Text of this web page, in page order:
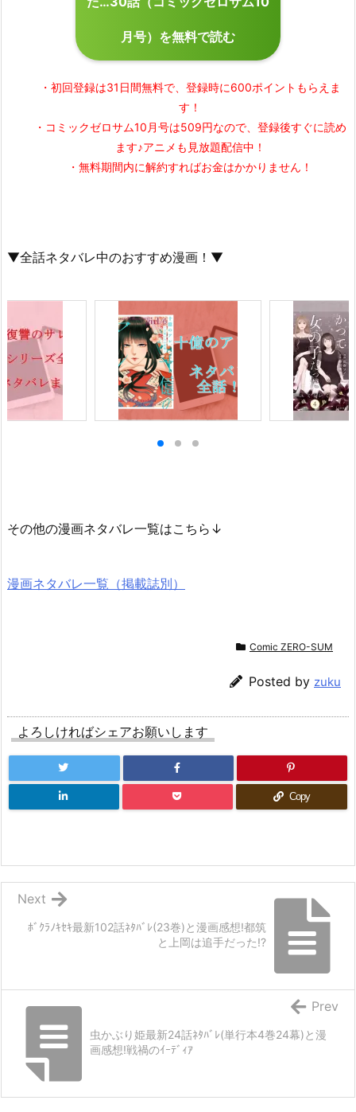
月号）を無料で読む
・初回登録は31日間無料で、 登録時に600ポイントもらえま
す！
・コミックゼロサム10月号は509円なので、 登録後すぐに読め
ます♪アニメも見放題配信中！
・無料期間内に解約すればお金はかかりません！
▼全話ネタバレ中のおすすめ漫画！▼
その他の漫画ネタバレ一覧はこちら↓
漫画ネタバレ一覧（掲載誌別）
Comic ZERO-SUM
Posted by zuku
よろしければシェアお願いします
Copy
ﾎﾞｸﾗﾉｷｾｷ最新102話ﾈﾀﾊﾞﾚ(23巻)と漫画感想!都筑
と上岡は追手だった!?
Next
虫かぶり姫最新24話ﾈﾀﾊﾞﾚ(単行本4巻24幕)と漫
画感想!戦禍のｲｰﾃﾞｨｱ
Prev